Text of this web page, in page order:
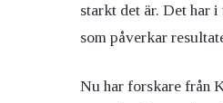
starkt det är. Det har
som påverkar
Nu har forskare från